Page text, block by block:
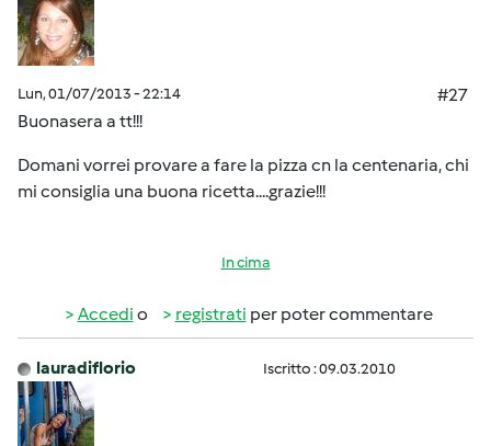
Lun, 01/07/2013 - 22:14
#27
Buonasera a tt!!!
Domani vorrei provare a fare la pizza cn la centenaria, chi
mi consiglia una buona ricetta....grazie!!!
In cima
Accedi o registrati per poter commentare
lauradiflorio Iscritto : 09.03.2010